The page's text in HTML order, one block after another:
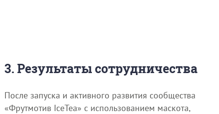
3. Результаты сотрудничества
После запуска и активного развития сообщества
«Фрутмотив IceTea» с использованием маскота,